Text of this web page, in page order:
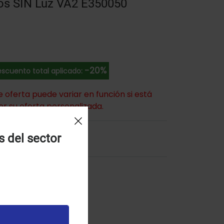
SIN Luz VA2 E350050
total aplicado: -20%
oferta puede variar en función si está
su oferta personalizada.
Carrito
del sector